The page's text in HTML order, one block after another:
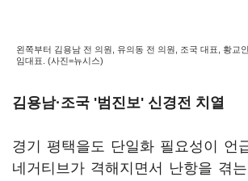
왼쪽부터 김용남 전 의원, 유의동 전 의원, 조국 대표, 황교
임대표. (사진=뉴시스)
김용남·조국 '범진보' 신경전 치열
경기 평택을도 단일화 필요성이 언
네거티브가 격해지면서 난항을 겪